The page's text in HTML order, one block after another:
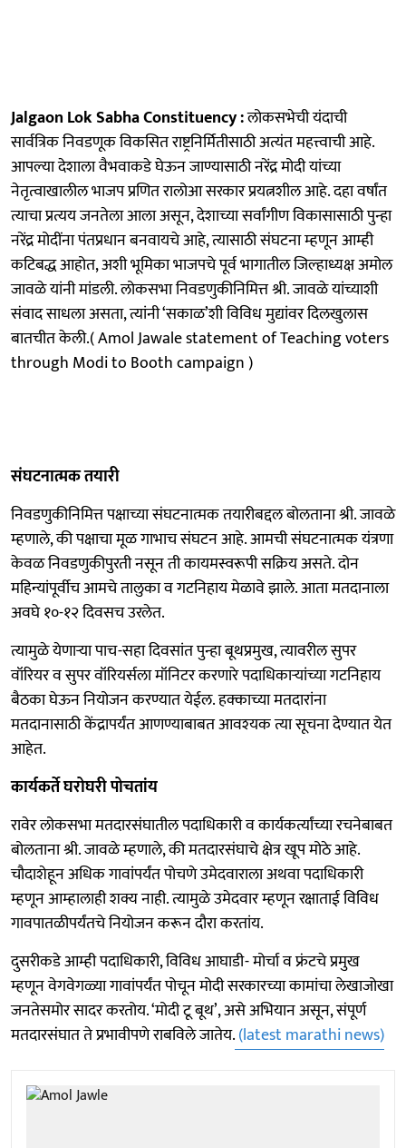
Jalgaon Lok Sabha Constituency :लोकसभेची यंदाची
सार्वत्रिक निवडणूक विकसित राष्ट्रनिर्मितीसाठी अत्यंत महत्त्वाची आहे.
आपल्या देशाला वैभवाकडे घेऊन जाण्यासाठी नरेंद्र मोदी यांच्या
नेतृत्वाखालील भाजप प्रणित रालोआ सरकार प्रयत्नशील आहे. दहा वर्षांत
त्याचा प्रत्यय जनतेला आला असून, देशाच्या सर्वांगीण विकासासाठी पुन्हा
नरेंद्र मोदींना पंतप्रधान बनवायचे आहे, त्यासाठी संघटना म्हणून आम्ही
कटिबद्ध आहोत, अशी भूमिका भाजपचे पूर्व भागातील जिल्हाध्यक्ष अमोल
जावळे यांनी मांडली. लोकसभा निवडणुकीनिमित्त श्री. जावळे यांच्याशी
संवाद साधला असता, त्यांनी ‘सकाळ’शी विविध मुद्यांवर दिलखुलास
बातचीत केली.( Amol Jawale statement of Teaching voters
through Modi to Booth campaign )
संघटनात्मक तयारी
निवडणुकीनिमित्त पक्षाच्या संघटनात्मक तयारीबद्दल बोलताना श्री. जावळे
म्हणाले, की पक्षाचा मूळ गाभाच संघटन आहे. आमची संघटनात्मक यंत्रणा
केवळ निवडणुकीपुरती नसून ती कायमस्वरूपी सक्रिय असते. दोन
महिन्यांपूर्वीच आमचे तालुका व गटनिहाय मेळावे झाले. आता मतदानाला
अवघे १०-१२ दिवसच उरलेत.
त्यामुळे येणाऱ्या पाच-सहा दिवसांत पुन्हा बूथप्रमुख, त्यावरील सुपर
वॉरियर व सुपर वॉरियर्सला मॉनिटर करणारे पदाधिकाऱ्यांच्या गटनिहाय
बैठका घेऊन नियोजन करण्यात येईल. हक्काच्या मतदारांना
मतदानासाठी केंद्रापर्यंत आणण्याबाबत आवश्‍यक त्या सूचना देण्यात येत
आहेत.
कार्यकर्ते घरोघरी पोचतांय
रावेर लोकसभा मतदारसंघातील पदाधिकारी व कार्यकर्त्यांच्या रचनेबाबत
बोलताना श्री. जावळे म्हणाले, की मतदारसंघाचे क्षेत्र खूप मोठे आहे.
चौदाशेहून अधिक गावांपर्यंत पोचणे उमेदवाराला अथवा पदाधिकारी
म्हणून आम्हालाही शक्य नाही. त्यामुळे उमेदवार म्हणून रक्षाताई विविध
गावपातळीपर्यंतचे नियोजन करून दौरा करतांय.
दुसरीकडे आम्ही पदाधिकारी, विविध आघाडी- मोर्चा व फ्रंटचे प्रमुख
म्हणून वेगवेगळ्या गावांपर्यंत पोचून मोदी सरकारच्या कामांचा लेखाजोखा
जनतेसमोर सादर करतोय. ‘मोदी टू बूथ’, असे अभियान असून, संपूर्ण
मतदारसंघात ते प्रभावीपणे राबविले जातेय.(latest marathi news)